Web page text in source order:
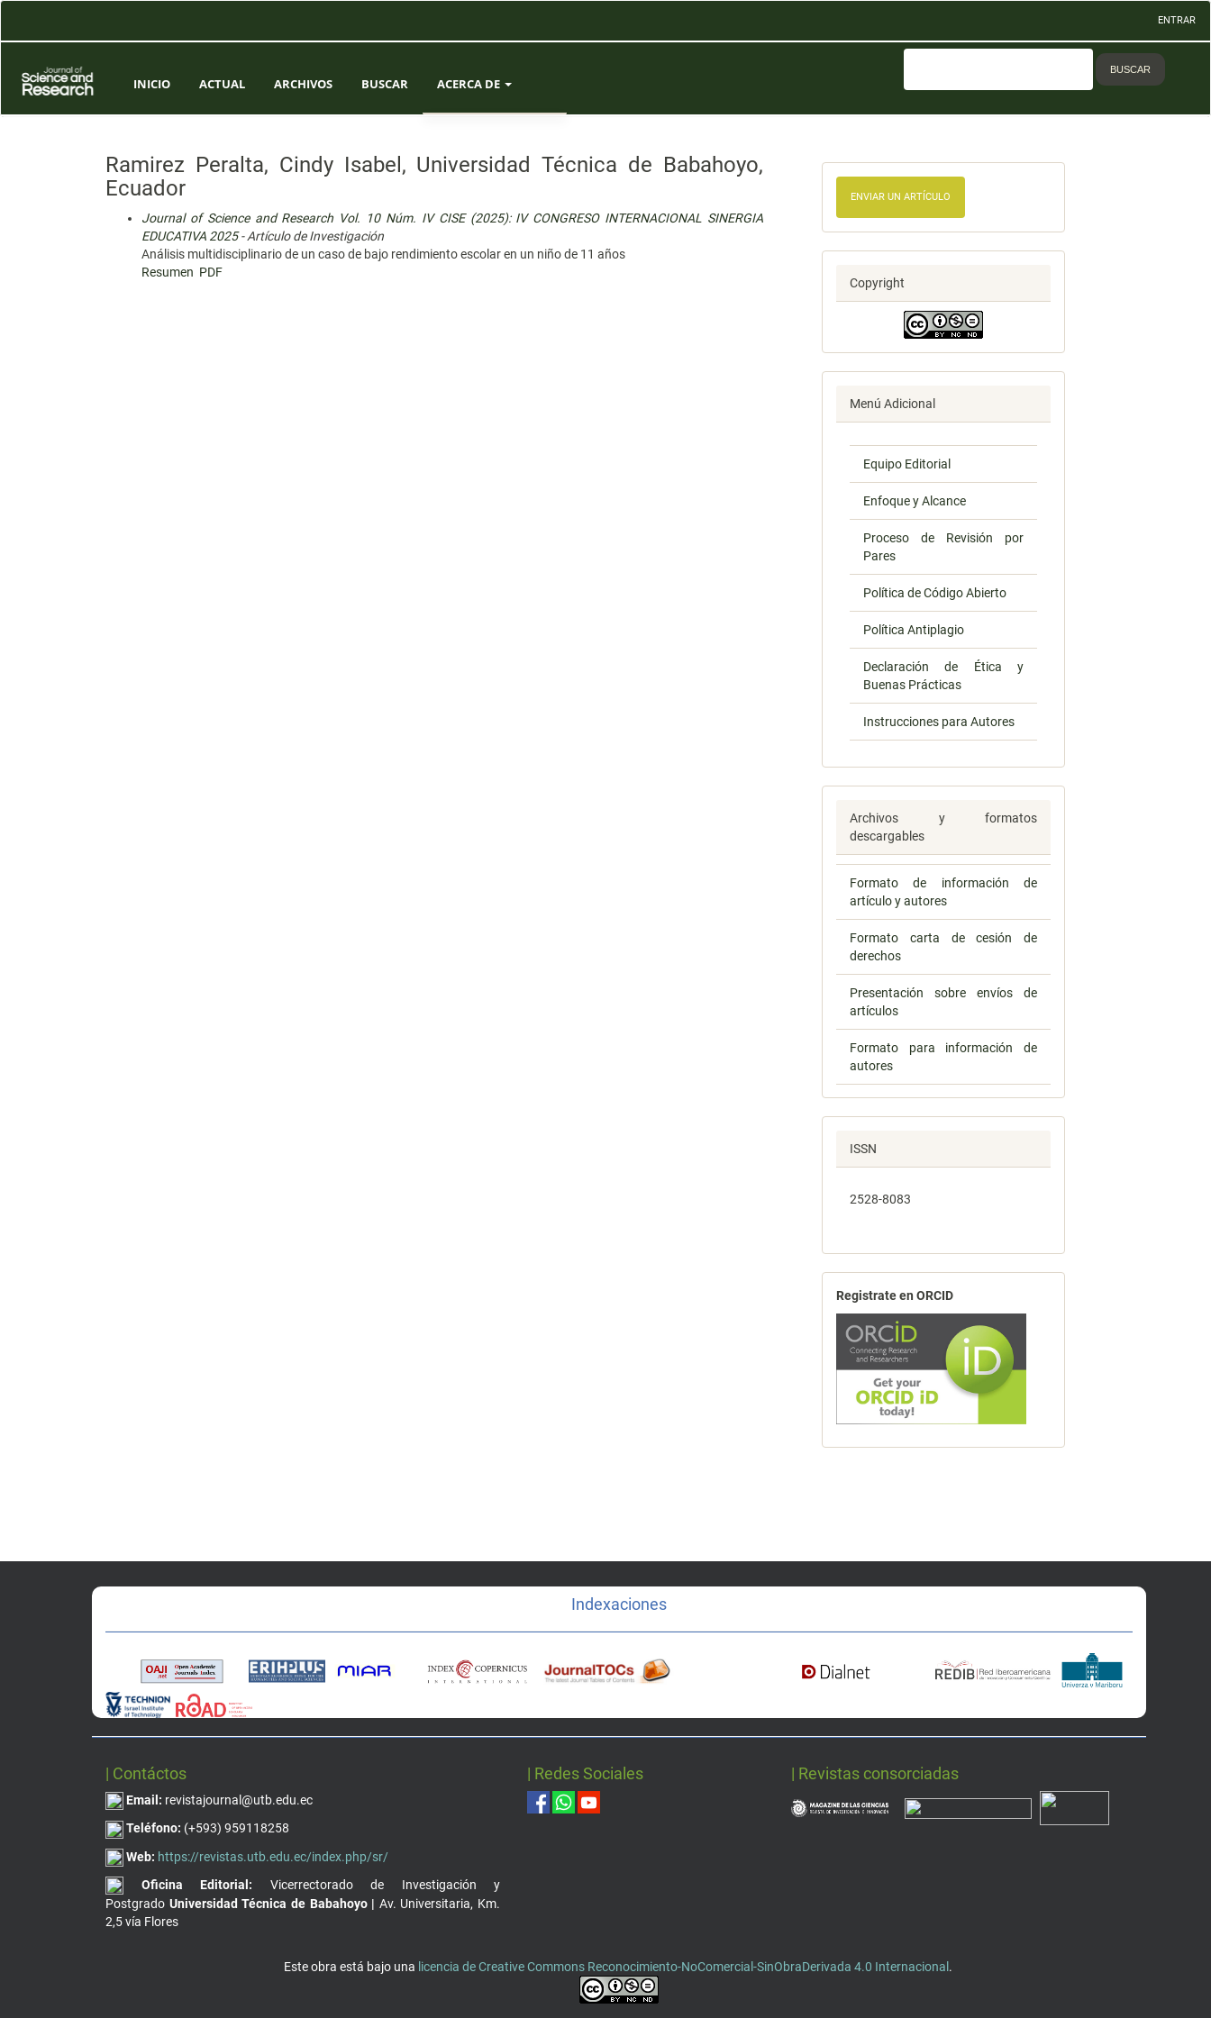
Contenido
Barra
lateral
ENTRAR
INICIO ACTUAL ARCHIVOS BUSCAR ACERCA DE
EQUIPO EDITORIAL
BUSCAR
Ramirez Peralta, Cindy Isabel, Universidad Técnica de Babahoyo,
Ecuador
Journal of Science and Research Vol. 10 Núm. IV CISE (2025): IV CONGRESO INTERNACIONAL SINERGIA
EDUCATIVA 2025- Artículo de Investigación
Análisis multidisciplinario de un caso de bajo rendimiento escolar en un niño de 11 años
Resumen PDF
ENVIAR UN ARTÍCULO
Copyright
Menú Adicional
Equipo Editorial
Enfoque y Alcance
Proceso de Revisión por
Pares
Política de Código Abierto
Política Antiplagio
Declaración de Ética y
Buenas Prácticas
Instrucciones para Autores
Archivos y formatos
descargables
Formato de información de
artículo y autores
Formato carta de cesión de
derechos
Presentación sobre envíos de
artículos
Formato para información de
autores
ISSN
2528-8083
Registrate en ORCID
Indexaciones
| Contáctos
Email: revistajournal@utb.edu.ec
Teléfono: (+593) 959118258
Web: https://revistas.utb.edu.ec/index.php/sr/
Oficina Editorial: Vicerrectorado de Investigación y
Postgrado Universidad Técnica de Babahoyo | Av. Universitaria, Km.
2,5 vía Flores
| Redes Sociales | Revistas consorciadas
Este obra está bajo una licencia de Creative Commons Reconocimiento-NoComercial-SinObraDerivada 4.0 Internacional .